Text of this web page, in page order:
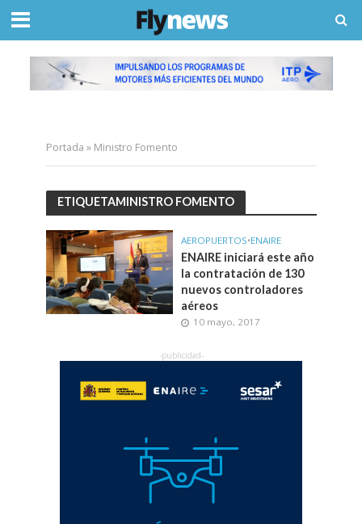
Portada » Ministro Fomento
ETIQUETAMINISTRO FOMENTO
AEROPUERTOS•ENAIRE
ENAIRE iniciará este año
la contratación de 130
nuevos controladores
aéreos
10 mayo, 2017